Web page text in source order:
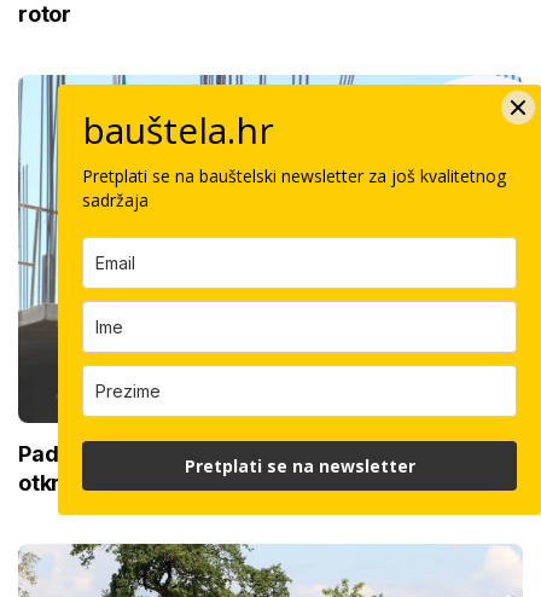
rotor
Pad sa skele ili nezgoda sa strojem: Odvjetnica
otkriva kako do odštete i kolika uopće može biti
bauštela.hr
Pretplati se na bauštelski newsletter za još kvalitetnog
sadržaja
Pretplati se na newsletter